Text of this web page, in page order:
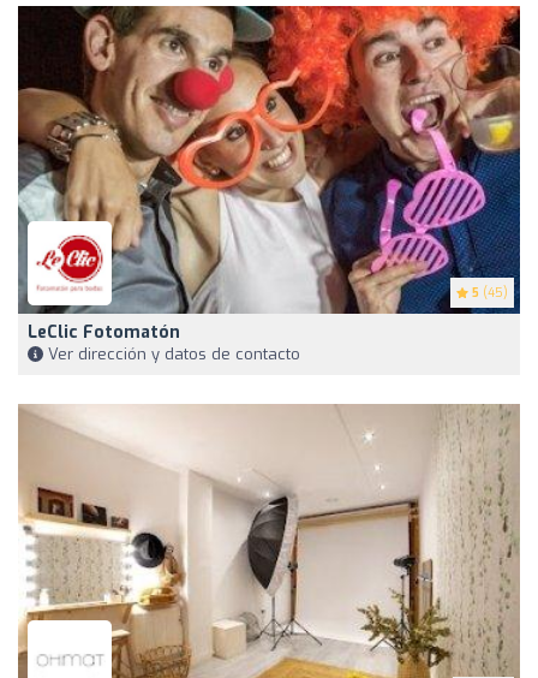
5 (45)
LeClic Fotomatón
Ver dirección y datos de contacto